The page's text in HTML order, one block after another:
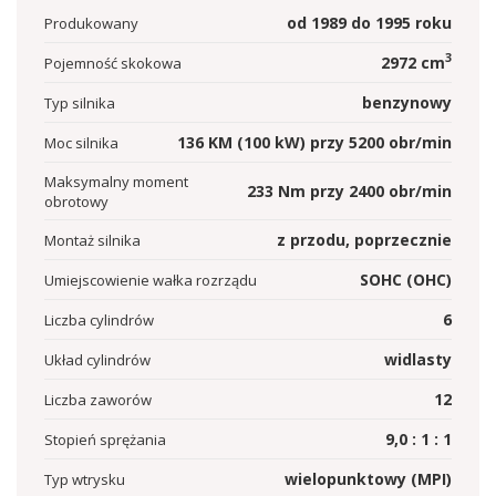
Produkowany od 1989 do 1995 roku
Pojemność skokowa 2972 cm3
Typ silnika benzynowy
Moc silnika 136 KM (100 kW) przy 5200 obr/min
Maksymalny moment
obrotowy
233 Nm przy 2400 obr/min
Montaż silnika z przodu, poprzecznie
Umiejscowienie wałka rozrządu SOHC (OHC)
Liczba cylindrów 6
Układ cylindrów widlasty
Liczba zaworów 12
Stopień sprężania 9,0 : 1 : 1
Typ wtrysku wielopunktowy (MPI)